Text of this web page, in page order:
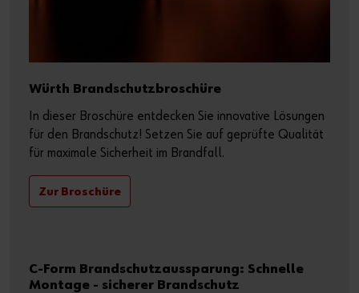
Würth Brandschutzbroschüre
In dieser Broschüre entdecken Sie innovative Lösungen
für den Brandschutz! Setzen Sie auf geprüfte Qualität
für maximale Sicherheit im Brandfall.
Zur Broschüre
C-Form Brandschutzaussparung: Schnelle
Montage - sicherer Brandschutz